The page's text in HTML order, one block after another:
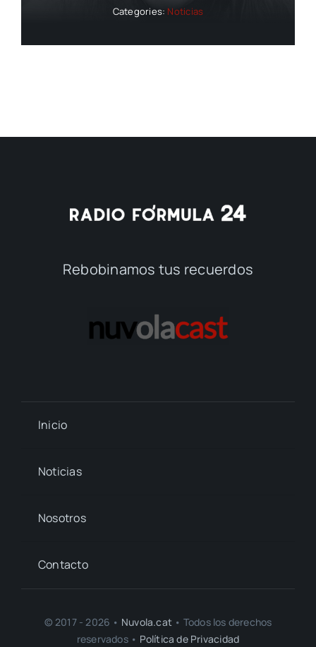
Categories: Noticias
Rebobinamos tus recuerdos
Inicio
Noticias
Nosotros
Contacto
© 2017 - 2026 • Nuvola.cat • Todos los derechos
reservados • Política de Privacidad